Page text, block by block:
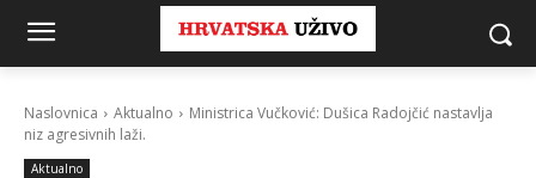
Naslovnica Aktualno
Ministrica Vučković: Dušica Radojčić nastavlja
niz agresivnih laži.
Aktualno